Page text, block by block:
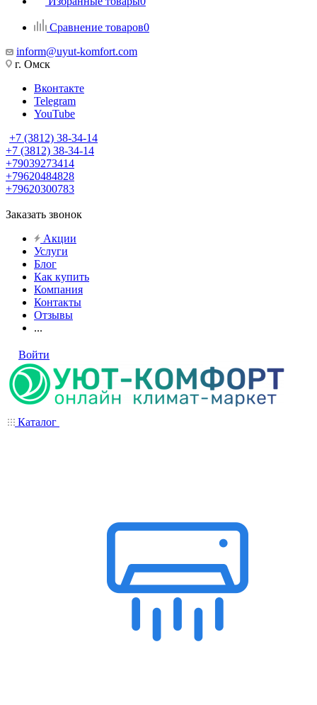
Сравнение товаров0
inform@uyut-komfort.com
г. Омск
Вконтакте
Telegram
YouTube
+7 (3812) 38-34-14
+7 (3812) 38-34-14
+79039273414
+79620484828
+79620300783
Заказать звонок
Акции
Услуги
Блог
Как купить
Компания
Контакты
Отзывы
...
Войти
Каталог